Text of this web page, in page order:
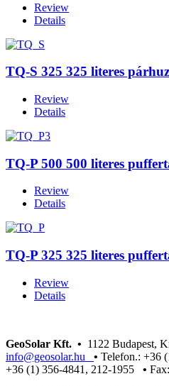
Review
Details
TQ-S 325 325 literes
Review
Details
TQ-P 500 500 literes
Review
Details
TQ-P 325 325 literes
Review
Details
GeoSolar Kft. • 1122 Budapest,
info@geosolar.hu • Telefon.: +36
+36 (1) 356-4841, 212-1955 •